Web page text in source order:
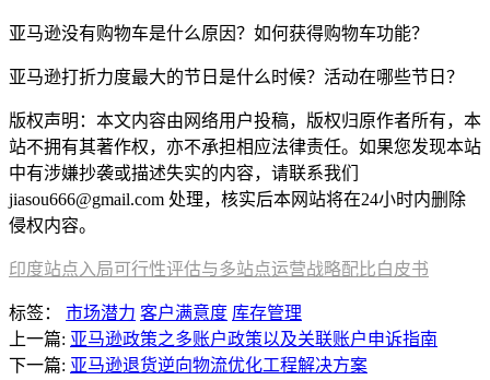
亚马逊没有购物车是什么原因？如何获得购物车功能？
亚马逊打折力度最大的节日是什么时候？活动在哪些节日？
版权声明：本文内容由网络用户投稿，版权归原作者所有，本
站不拥有其著作权，亦不承担相应法律责任。如果您发现本站
中有涉嫌抄袭或描述失实的内容，请联系我们
jiasou666@gmail.com 处理，核实后本网站将在24小时内删除
侵权内容。
印度站点入局可行性评估与多站点运营战略配比白皮书
标签： 市场潜力 客户满意度 库存管理
上一篇: 亚马逊政策之多账户政策以及关联账户申诉指南
下一篇: 亚马逊退货逆向物流优化工程解决方案